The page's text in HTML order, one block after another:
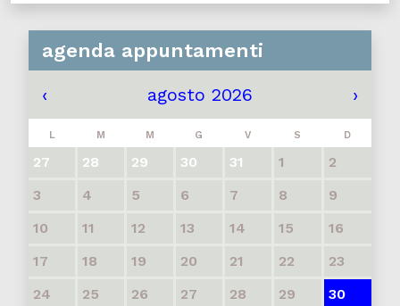
agenda appuntamenti
‹ agosto 2026 ›
L M M G V S D
27 28 29 30 31 1
2
3
4 5 6 7 8
9
10
11 12 13 14 15
16
17
18 19 20 21 22
23
24
25 26 27 28 29
30